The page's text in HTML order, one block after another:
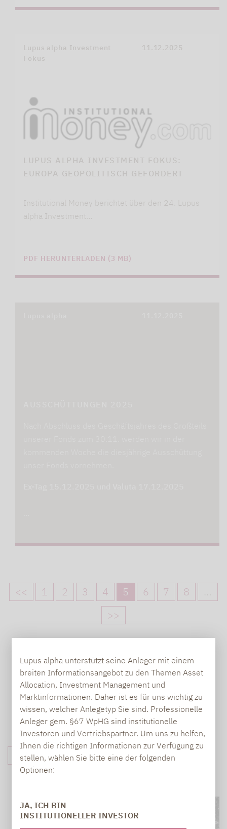
Lupus alpha unterstützt seine Anleger mit einem
breiten Informationsangebot zu den Themen Asset
Allocation, Investment Management und
Marktinformationen. Daher ist es für uns wichtig zu
wissen, welcher Anlegetyp Sie sind. Professionelle
Anleger gem. §67 WpHG sind institutionelle
Investoren und Vertriebspartner. Um uns zu helfen,
Ihnen die richtigen Informationen zur Verfügung zu
stellen, wählen Sie bitte eine der folgenden
Optionen:
JA, ICH BIN
INSTITUTIONELLER INVESTOR
Lupus alpha Investment
Fokus
11.12.2025
LUPUS ALPHA INVESTMENT FOKUS:
EUROPA GEOPOLITISCH GEFORDERT
Institutional Money berichtet über den 24. Lupus
alpha Investment…
PDF HERUNTERLADEN (3 MB)
<< 1 2 3 4 5 6 7 8
…
>>
THEMEN-FILTER